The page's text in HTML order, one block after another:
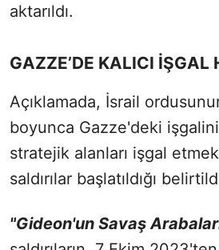
aktarıldı.
GAZZE’DE KALICI İŞGAL
Açıklamada, İsrail
boyunca Gazze'deki
stratejik alanları işgal
saldırılar başlatıldığı
"Gideon'un Savaş